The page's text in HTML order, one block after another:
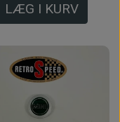
LÆG I KURV